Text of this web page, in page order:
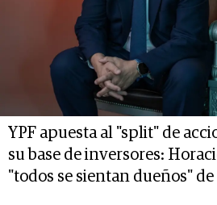
YPF apuesta al "split" de
su base de inversores:
"todos se sientan dueños"